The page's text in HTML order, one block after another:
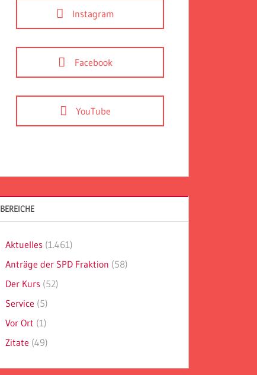
Instagram
Facebook
YouTube
BEREICHE
Aktuelles (1.461)
Anträge der SPD Fraktion (58)
Der Kurs (52)
Service (5)
Vor Ort (1)
Zitate (49)